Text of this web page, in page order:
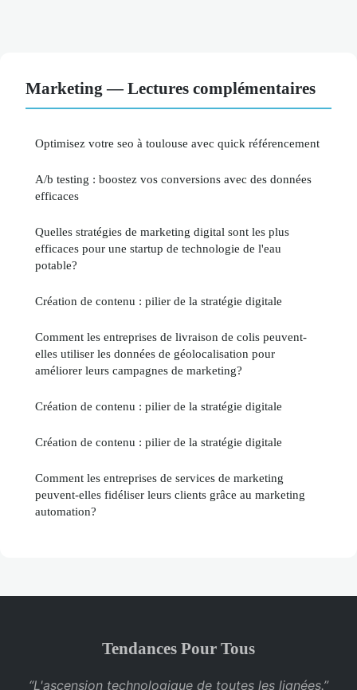
Marketing — Lectures complémentaires
Optimisez votre seo à toulouse avec quick référencement
A/b testing : boostez vos conversions avec des données
efficaces
Quelles stratégies de marketing digital sont les plus
efficaces pour une startup de technologie de l'eau
potable?
Création de contenu : pilier de la stratégie digitale
Comment les entreprises de livraison de colis peuvent-
elles utiliser les données de géolocalisation pour
améliorer leurs campagnes de marketing?
Création de contenu : pilier de la stratégie digitale
Création de contenu : pilier de la stratégie digitale
Comment les entreprises de services de marketing
peuvent-elles fidéliser leurs clients grâce au marketing
automation?
Tendances Pour Tous
“L'ascension technologique de toutes les lignées.”